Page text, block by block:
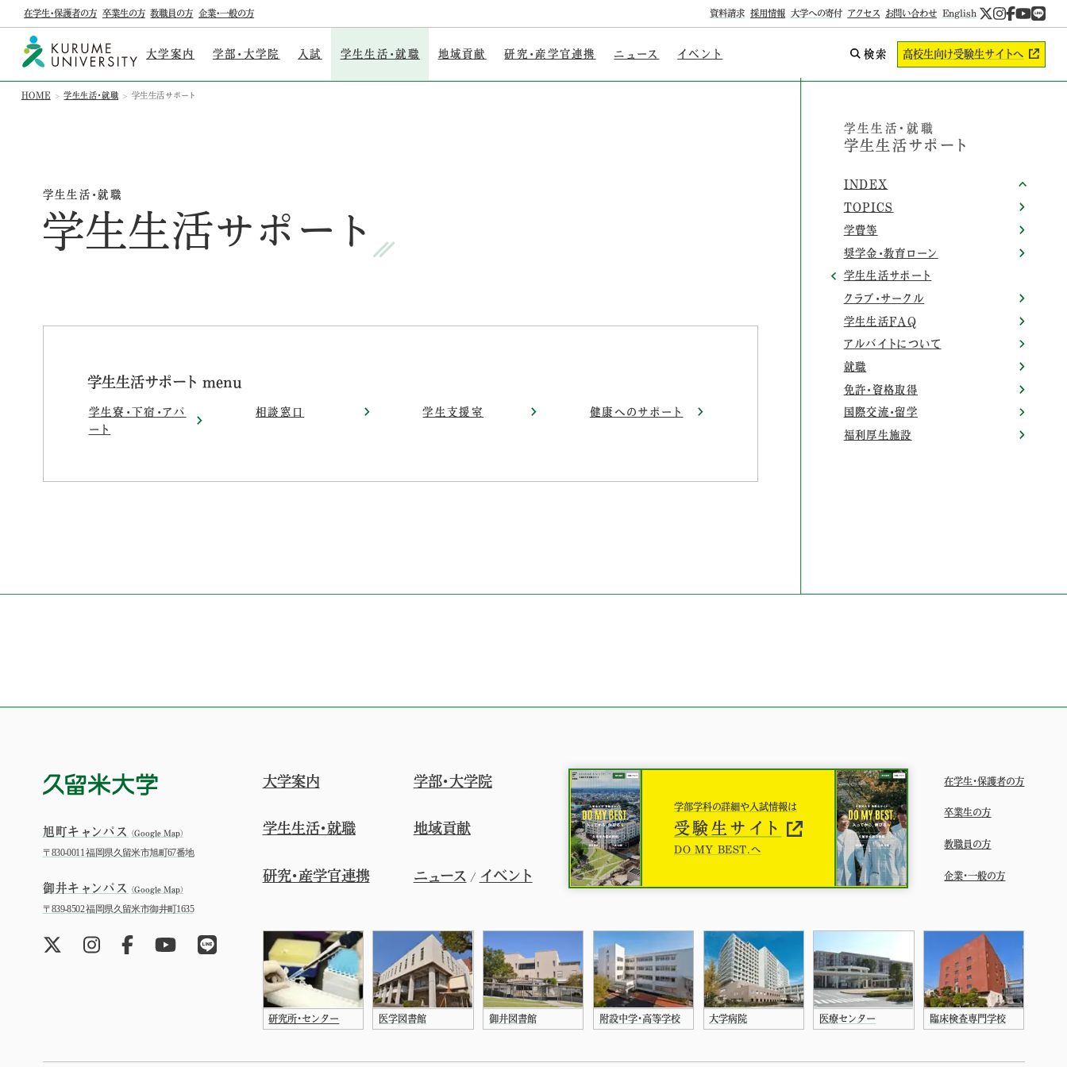
在学生・保護者の方 卒業生の方 教職員の方 企業・一般の方 資料請求 採用情報 大学への寄付 アクセス お問い合わせ English
大学案内 学部・大学院 入試 学生生活・就職 地域貢献 研究・産学官連携 ニュース イベント 検索 高校生向け受験生サイトへ
HOME 学生生活・就職 学生生活サポート
学生生活・就職
学生生活サポート
学生生活サポート menu
学生寮・下宿・アパ
ート
相談窓口 学生支援室 健康へのサポート
学生生活・就職
学生生活サポート
INDEX
TOPICS
学費等
奨学金・教育ローン
学生生活サポート
クラブ・サークル
学生生活FAQ
アルバイトについて
就職
免許・資格取得
国際交流・留学
福利厚生施設
旭町キャンパス （Google Map）
〒830-0011 福岡県久留米市旭町67番地
御井キャンパス （Google Map）
〒839-8502 福岡県久留米市御井町1635
大学案内 学部・大学院
学生生活・就職 地域貢献
研究・産学官連携 ニュース / イベント
学部学科の詳細や入試情報は
受験生サイト
DO MY BEST.へ
在学生・保護者の方
卒業生の方
教職員の方
企業・一般の方
研究所・センター 医学図書館 御井図書館 附設中学・高等学校 大学病院 医療センター 臨床検査専門学校